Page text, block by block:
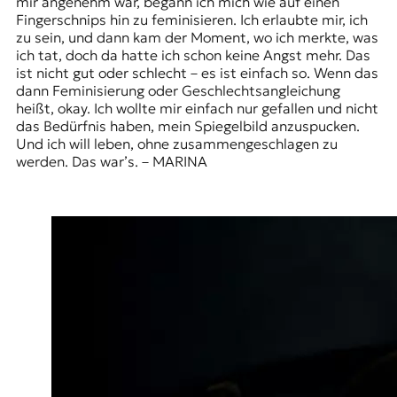
Fingerschnips hin zu feminisieren. Ich erlaubte mir, ich
zu sein, und dann kam der Moment, wo ich merkte, was
ich tat, doch da hatte ich schon keine Angst mehr. Das
ist nicht gut oder schlecht – es ist einfach so. Wenn das
dann Feminisierung oder Geschlechtsangleichung
heißt, okay. Ich wollte mir einfach nur gefallen und nicht
das Bedürfnis haben, mein Spiegelbild anzuspucken.
Und ich will leben, ohne zusammengeschlagen zu
werden. Das war’s. – MARINA